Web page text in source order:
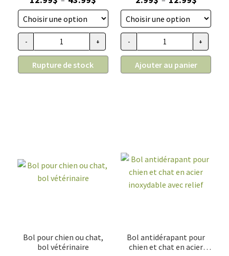
de
prix :
12.99$
à
quantité de Chaudière pour chiens et chats en acier
- +
Rupture de stock
de
prix :
2.99$
à
12.99$
quantité de Bol pour chien ou
- +
Ajouter au panier
Bol pour chien ou chat,
bol vétérinaire
Bol antidérapant pour
chien et chat en acier